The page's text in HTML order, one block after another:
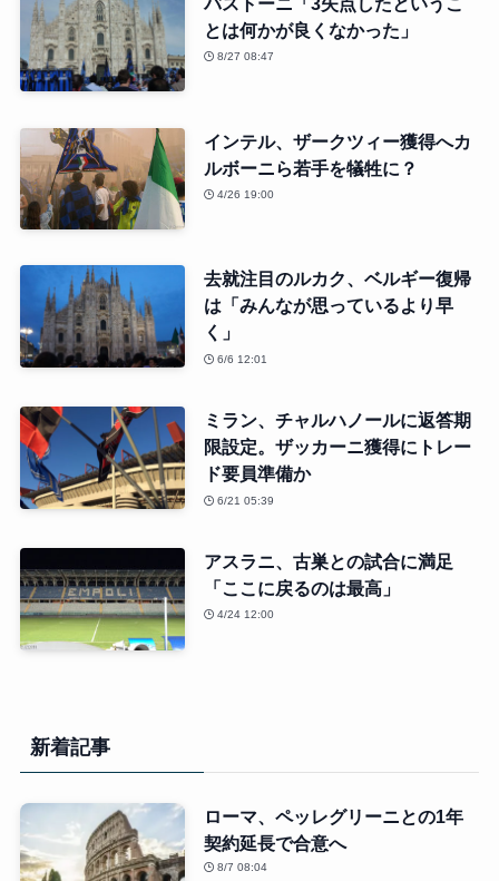
とは何かが良くなかった」
8/27 08:47
インテル、ザークツィー獲得へカ
ルボーニら若手を犠牲に？
4/26 19:00
去就注目のルカク、ベルギー復帰
は「みんなが思っているより早
く」
6/6 12:01
ミラン、チャルハノールに返答期
限設定。ザッカーニ獲得にトレー
ド要員準備か
6/21 05:39
アスラニ、古巣との試合に満足
「ここに戻るのは最高」
4/24 12:00
新着記事
ローマ、ペッレグリーニとの1年
契約延長で合意へ
8/7 08:04